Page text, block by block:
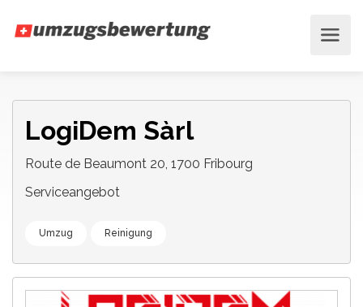
LogiDem Sàrl
Route de Beaumont 20, 1700 Fribourg
Serviceangebot
Umzug Reinigung